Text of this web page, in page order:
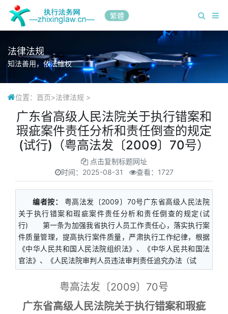
繁體
法律法规
知法善用，依法维权
位置： 首页>法律法规 >
广东省高级人民法院关于执行错案和
瑕疵案件责任分析和责任倒查的规定
(试行)（粤高法发〔2009〕70号）
点击复制标题网址
时间： 2025-08-31 查看：1727
编者按：
粤高法发〔2009〕70号广东省高级人民法院
关于执行错案和瑕疵案件责任分析和责任倒查的规定(试
行) 第一条为加强我省执行人员工作责任心，落实执行案
件质量管理，提高执行案件质量，严肃执行工作纪律，根据
《中华人民共和国人民法院组织法》、《中华人民共和国法
官法》、《人民法院审判人员违法审判责任追究办法（试
粤高法发〔2009〕70号
广东省高级人民法院关于执行错案和瑕疵